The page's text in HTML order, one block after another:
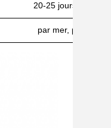
20-25 jours
par mer, par air,